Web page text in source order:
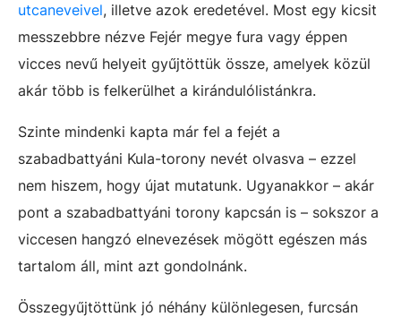
utcaneveivel, illetve azok eredetével. Most egy kicsit
messzebbre nézve Fejér megye fura vagy éppen
vicces nevű helyeit gyűjtöttük össze, amelyek közül
akár több is felkerülhet a kirándulólistánkra.
Szinte mindenki kapta már fel a fejét a
szabadbattyáni Kula-torony nevét olvasva – ezzel
nem hiszem, hogy újat mutatunk. Ugyanakkor – akár
pont a szabadbattyáni torony kapcsán is – sokszor a
viccesen hangzó elnevezések mögött egészen más
tartalom áll, mint azt gondolnánk.
Összegyűjtöttünk jó néhány különlegesen, furcsán